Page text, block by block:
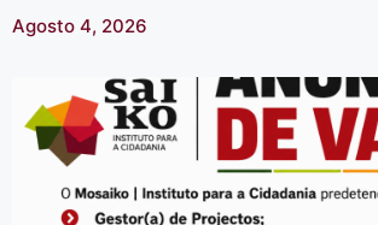
Agosto 4, 2026